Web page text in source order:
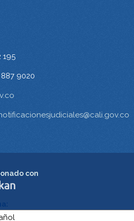
195
887 9020
con